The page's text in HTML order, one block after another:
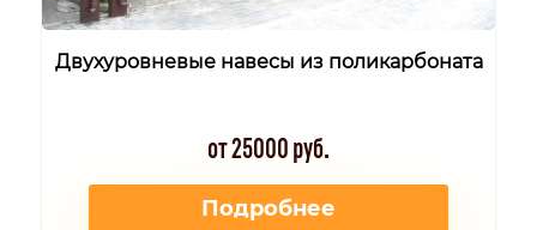
Двухуровневые навесы из поликарбоната
от 25000 руб.
Подробнее